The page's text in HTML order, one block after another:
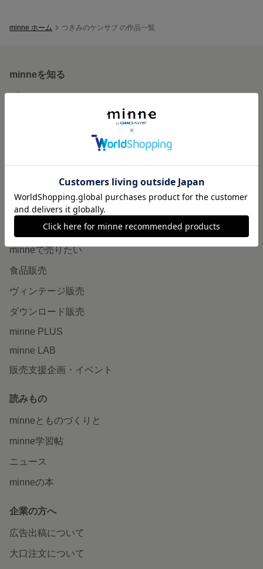
minne ホーム つきみのケンサブ の作品一覧
minneを知る
minneについて
特集
作品販売について
minneで売りたい
食品販売
ヴィンテージ販売
ダウンロード販売
minne PLUS
minne LAB
販売支援企画・イベント
読みもの
minneとものづくりと
minne学習帖
ニュース
minneの本
企業の方へ
広告出稿について
大口注文について